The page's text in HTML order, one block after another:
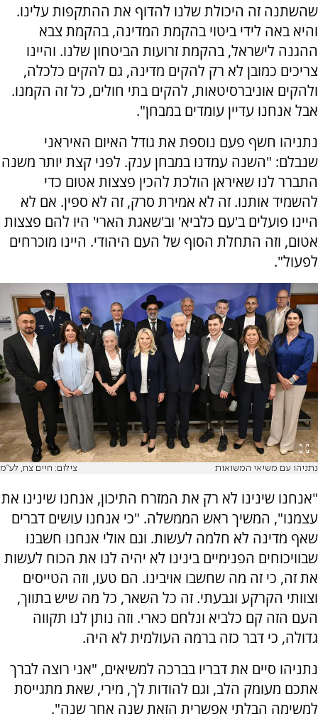
שהשתנה זה היכולת שלנו להדוף את ההתקפות עלינו.
והיא באה לידי ביטוי בהקמת המדינה, בהקמת צבא
ההגנה לישראל, בהקמת זרועות הביטחון שלנו. והיינו
צריכים כמובן לא רק להקים מדינה, גם להקים כלכלה,
ולהקים אוניברסיטאות, להקים בתי חולים, כל זה הקמנו.
אבל אנחנו עדיין עומדים במבחן".
נתניהו חשף פעם נוספת את גודל האיום האיראני
שנבלם: "השנה עמדנו במבחן ענק. לפני קצת יותר משנה
התברר לנו שאיראן הולכת להכין פצצות אטום כדי
להשמיד אותנו. זה לא אמירת סרק, זה לא ספין. אם לא
היינו פועלים ב'עם כלביא' וב'שאגת הארי' היו להם פצצות
אטום, וזה התחלת הסוף של העם היהודי. היינו מוכרחים
לפעול".
נתניהו עם משיאי המשואות צילום: חיים צח, לע"מ
"אנחנו שינינו לא רק את המזרח התיכון, אנחנו שינינו את
עצמנו", המשיך ראש הממשלה. "כי אנחנו עושים דברים
שאף מדינה לא חלמה לעשות. וגם אולי אנחנו חשבנו
שבוויכוחים הפנימיים בינינו לא יהיה לנו את הכוח לעשות
את זה, כי זה מה שחשבו אויבינו. הם טעו, וזה הטייסים
וצוותי הקרקע וגבעתי. זה כל השאר, כל מה שיש בתווך,
העם הזה קם כלביא ונלחם כארי. וזה נותן לנו תקווה
גדולה, כי דבר כזה ברמה העולמית לא היה.
נתניהו סיים את דבריו בברכה למשיאים, "אני רוצה לברך
אתכם מעומק הלב, וגם להודות לך, מירי, שאת מתגייסת
למשימה הבלתי אפשרית הזאת שנה אחר שנה".